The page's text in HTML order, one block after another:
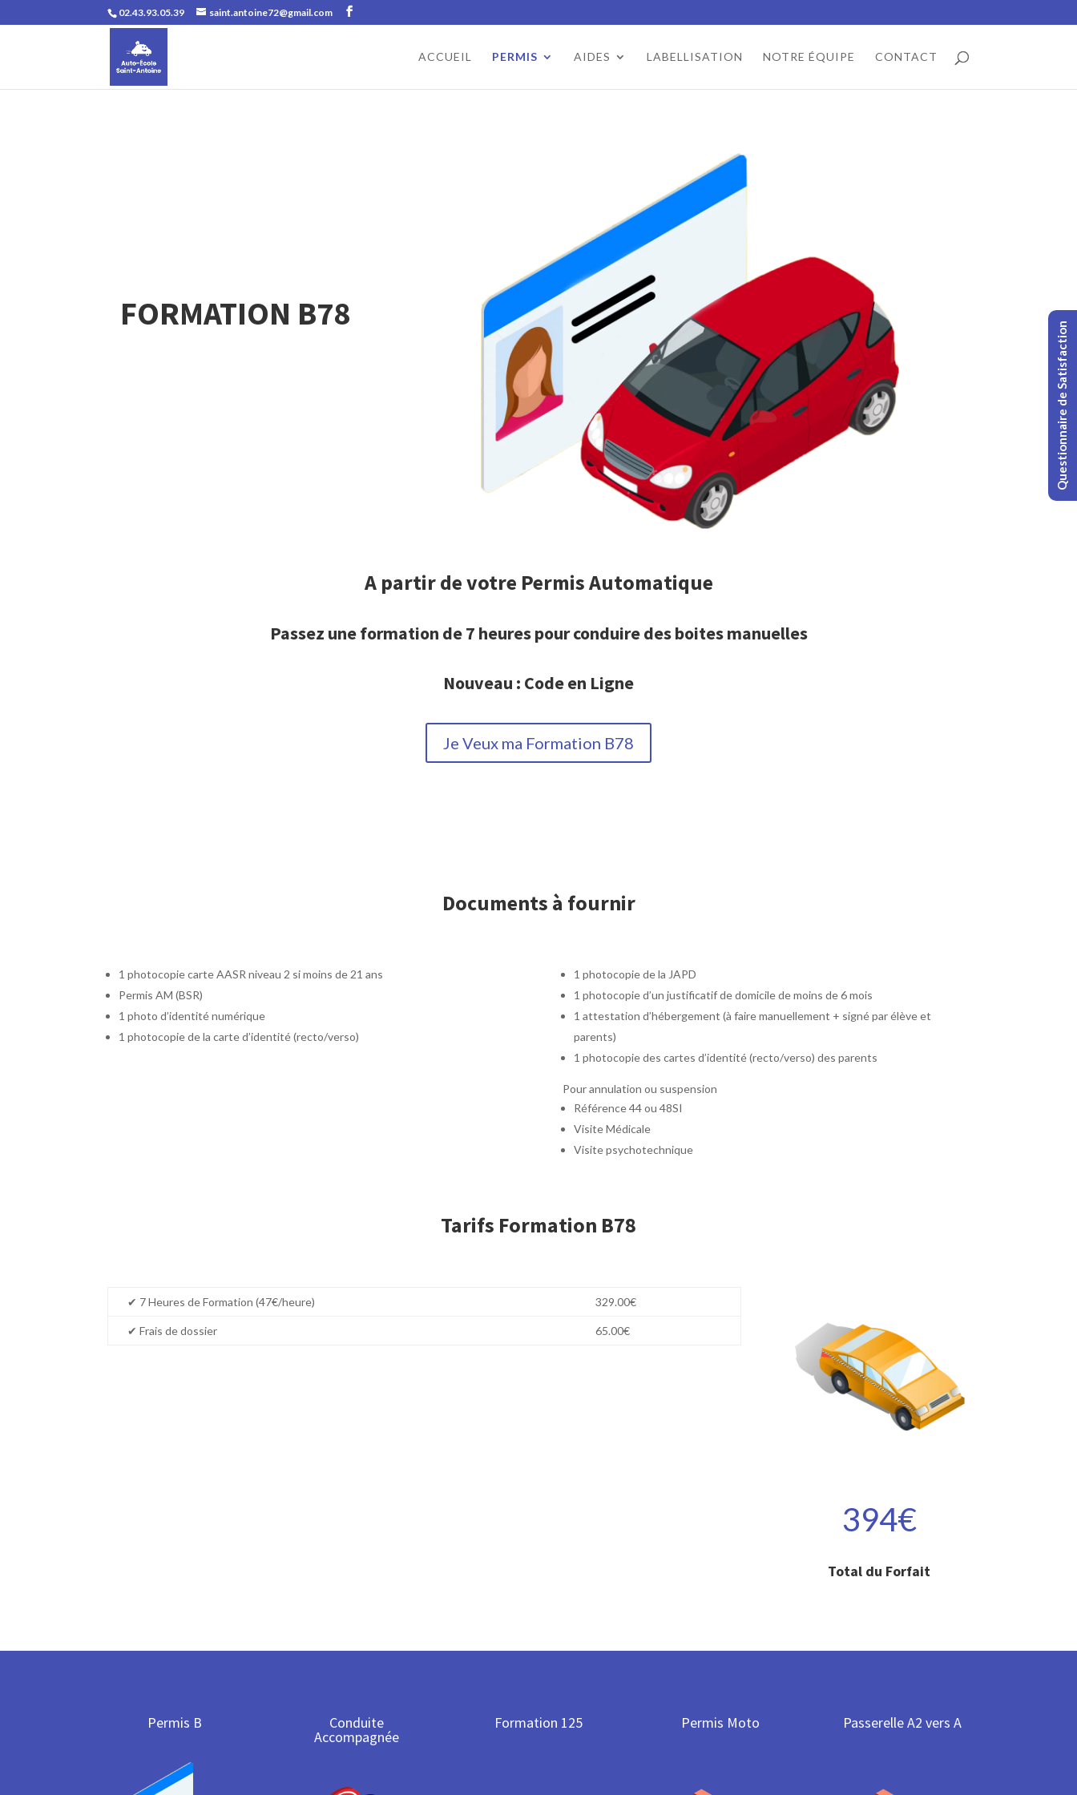
02.43.93.05.39 saint.antoine72@gmail.com
ACCUEIL PERMIS AIDES LABELLISATION NOTRE ÉQUIPE CONTACT
FORMATION B78
A partir de votre Permis Automatique
Passez une formation de 7 heures pour conduire des boites manuelles
Nouveau : Code en Ligne
Je Veux ma Formation B78
Documents à fournir
1 photocopie carte AASR niveau 2 si moins de 21 ans
Permis AM (BSR)
1 photo d’identité numérique
1 photocopie de la carte d’identité (recto/verso)
1 photocopie de la JAPD
1 photocopie d’un justificatif de domicile de moins de 6 mois
1 attestation d’hébergement (à faire manuellement + signé par élève et
parents)
1 photocopie des cartes d’identité (recto/verso) des parents
Pour annulation ou suspension
Référence 44 ou 48SI
Visite Médicale
Visite psychotechnique
Tarifs Formation B78
✔ 7 Heures de Formation (47€/heure) 329.00€
✔ Frais de dossier 65.00€
394€
Total du Forfait
Permis B Conduite
Accompagnée
Formation 125 Permis Moto Passerelle A2 vers A
Questionnaire de Satisfaction